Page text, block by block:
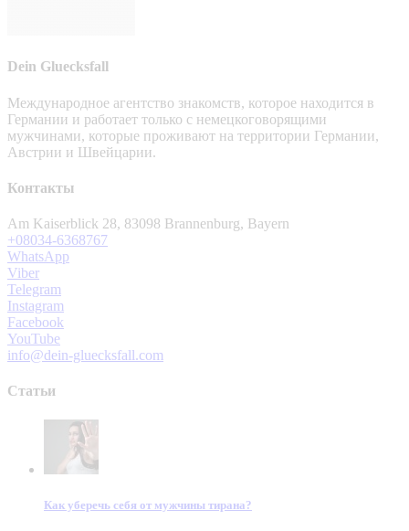
Dein Gluecksfall
Международное агентство знакомств, которое находится в
Германии и работает только с немецкоговорящими
мужчинами, которые проживают на территории Германии,
Австрии и Швейцарии.
Контакты
Am Kaiserblick 28, 83098 Brannenburg, Bayern
+08034-6368767
WhatsApp
Viber
Telegram
Instagram
Facebook
YouTube
info@dein-gluecksfall.com
Статьи
Как уберечь себя от мужчины тирана?